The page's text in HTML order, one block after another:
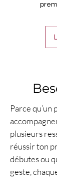
Parce qu’un
plusieurs
réussir ton
débutes ou
geste,